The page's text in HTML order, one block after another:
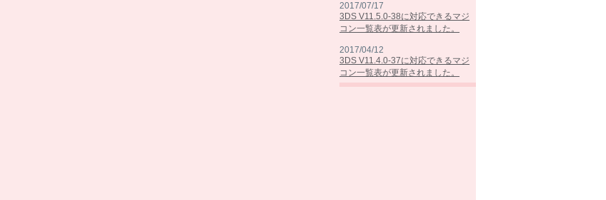
2017/07/17
3DS V11.5.0-38に対応できるマジ
コン一覧表が更新されました。
2017/04/12
3DS V11.4.0-37に対応できるマジ
コン一覧表が更新されました。